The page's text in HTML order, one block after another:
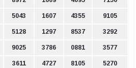
5043 1607 4355 9105
5128 1297 8537 3292
9025 3786 0881 3577
3611 4727 8105 5270